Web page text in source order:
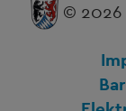
© 2026